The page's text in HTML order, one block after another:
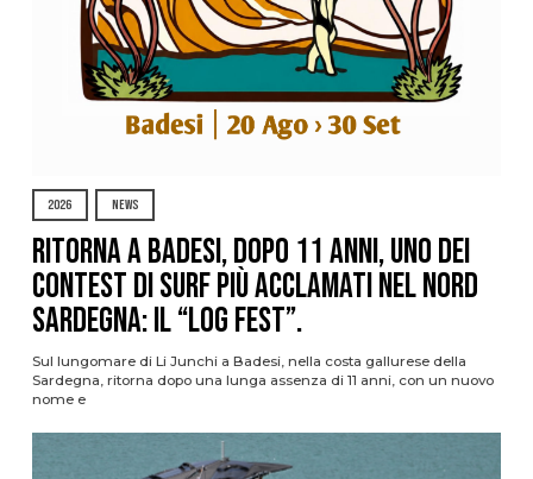
2026 NEWS
Ritorna a Badesi, dopo 11 anni, uno dei
contest di surf più acclamati nel nord
Sardegna: il “Log Fest”.
Sul lungomare di Li Junchi a Badesi, nella costa gallurese della
Sardegna, ritorna dopo una lunga assenza di 11 anni, con un nuovo
nome e